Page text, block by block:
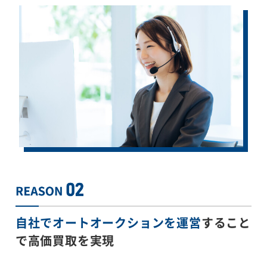
自社でオートオークションを運営すること
で高価買取を実現